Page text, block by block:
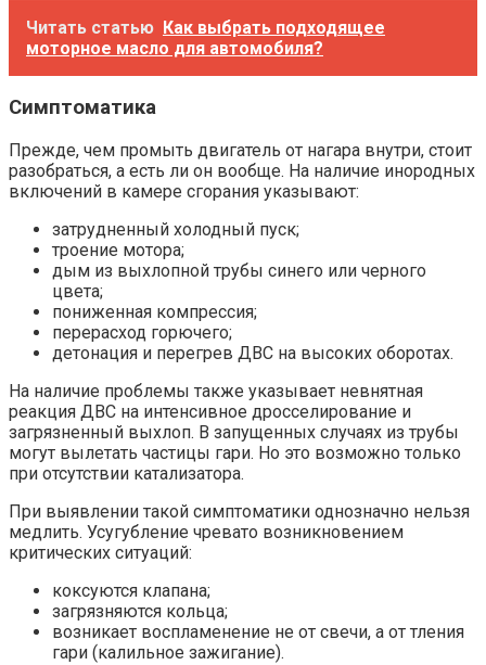
Читать статью Как выбрать подходящее
моторное масло для автомобиля?
Симптоматика
Прежде, чем промыть двигатель от нагара внутри, стоит
разобраться, а есть ли он вообще. На наличие инородных
включений в камере сгорания указывают:
затрудненный холодный пуск;
троение мотора;
дым из выхлопной трубы синего или черного
цвета;
пониженная компрессия;
перерасход горючего;
детонация и перегрев ДВС на высоких оборотах.
На наличие проблемы также указывает невнятная
реакция ДВС на интенсивное дросселирование и
загрязненный выхлоп. В запущенных случаях из трубы
могут вылетать частицы гари. Но это возможно только
при отсутствии катализатора.
При выявлении такой симптоматики однозначно нельзя
медлить. Усугубление чревато возникновением
критических ситуаций:
коксуются клапана;
загрязняются кольца;
возникает воспламенение не от свечи, а от тления
гари (калильное зажигание).